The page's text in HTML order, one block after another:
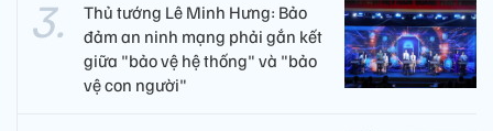
Thủ tướng Lê Minh Hưng: Bảo
đảm an ninh mạng phải gắn kết
giữa "bảo vệ hệ thống" và "bảo
vệ con người"